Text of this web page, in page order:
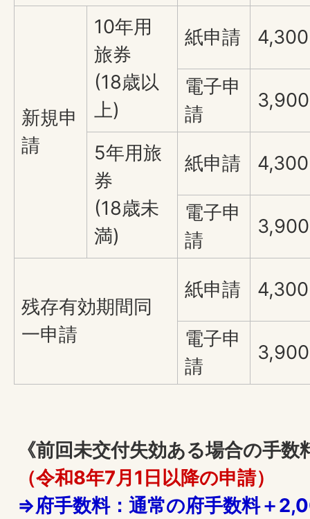
新規申
請
10年用
旅券
(18歳以
上)
紙申請
電子申
請
5年用旅
券
(18歳未
満)
紙申請
電子申
請
残存有効期間同
一申請
紙申請
電子申
請
《前回未交付失効ある場合の手数
（令和8年7月1日以降の申請）
⇒府手数料：通常の府手数料＋